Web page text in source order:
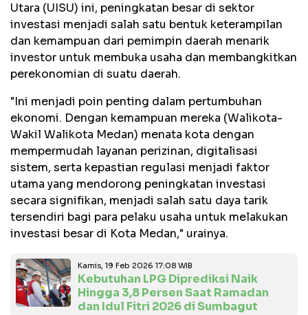
Utara (UISU) ini, peningkatan besar di sektor
investasi menjadi salah satu bentuk keterampilan
dan kemampuan dari pemimpin daerah menarik
investor untuk membuka usaha dan membangkitkan
perekonomian di suatu daerah.
"Ini menjadi poin penting dalam pertumbuhan
ekonomi. Dengan kemampuan mereka (Walikota-
Wakil Walikota Medan) menata kota dengan
mempermudah layanan perizinan, digitalisasi
sistem, serta kepastian regulasi menjadi faktor
utama yang mendorong peningkatan investasi
secara signifikan, menjadi salah satu daya tarik
tersendiri bagi para pelaku usaha untuk melakukan
investasi besar di Kota Medan," urainya.
Kamis, 19 Feb 2026 17:08 WIB
Kebutuhan LPG Diprediksi Naik
Hingga 3,8 Persen Saat Ramadan
dan Idul Fitri 2026 di Sumbagut